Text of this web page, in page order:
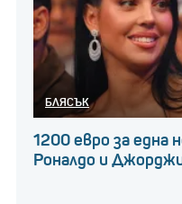
БЛЯСЪК
1200 евро за една
Роналдо и